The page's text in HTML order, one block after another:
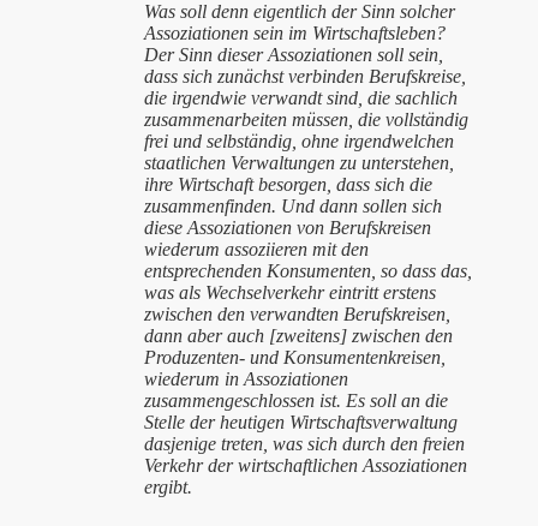
Was soll denn eigentlich der Sinn solcher
Assoziationen sein im Wirtschaftsleben?
Der Sinn dieser Assoziationen soll sein,
dass sich zunächst verbinden Berufskreise,
die irgendwie verwandt sind, die sachlich
zusammenarbeiten müssen, die vollständig
frei und selbständig, ohne irgendwelchen
staatlichen Verwaltungen zu unterstehen,
ihre Wirtschaft besorgen, dass sich die
zusammenfinden. Und dann sollen sich
diese Assoziationen von Berufskreisen
wiederum assoziieren mit den
entsprechenden Konsumenten, so dass das,
was als Wechselverkehr eintritt erstens
zwischen den verwandten Berufskreisen,
dann aber auch [zweitens] zwischen den
Produzenten- und Konsumentenkreisen,
wiederum in Assoziationen
zusammengeschlossen ist. Es soll an die
Stelle der heutigen Wirtschaftsverwaltung
dasjenige treten, was sich durch den freien
Verkehr der wirtschaftlichen Assoziationen
ergibt.